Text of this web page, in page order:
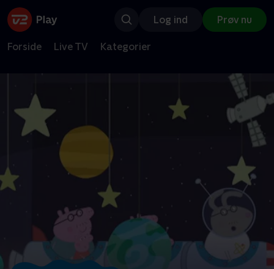
Log ind Prøv nu
Forside Live TV Kategorier